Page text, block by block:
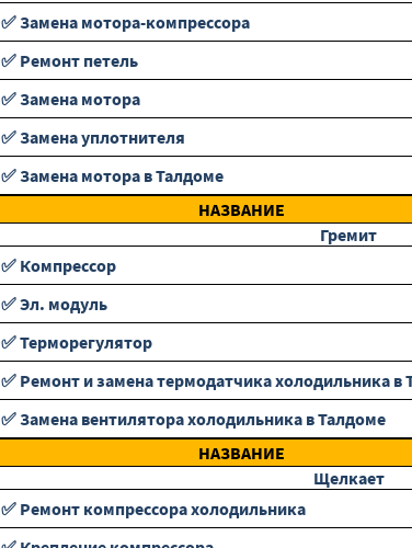
✅ Замена мотора-компрессора
✅ Ремонт петель
✅ Замена мотора
✅ Замена уплотнителя
✅ Замена мотора в Талдоме
НАЗВАНИЕ
Гремит
✅ Компрессор
✅ Эл. модуль
✅ Терморегулятор
✅ Ремонт и замена термодатчика холодильника в
✅ Замена вентилятора холодильника в Талдоме
НАЗВАНИЕ
Щелкает
✅ Ремонт компрессора холодильника